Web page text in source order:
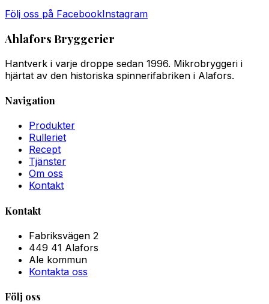
Följ oss på FacebookInstagram
Ahlafors Bryggerier
Hantverk i varje droppe sedan 1996. Mikrobryggeri i
hjärtat av den historiska spinnerifabriken i Alafors.
Navigation
Produkter
Rulleriet
Recept
Tjänster
Om oss
Kontakt
Kontakt
Fabriksvägen 2
449 41 Alafors
Ale kommun
Kontakta oss
Följ oss